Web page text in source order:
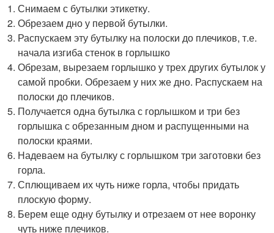
Снимаем с бутылки этикетку.
Обрезаем дно у первой бутылки.
Распускаем эту бутылку на полоски до плечиков, т.е.
начала изгиба стенок в горлышко
Обрезам, вырезаем горлышко у трех других бутылок у
самой пробки. Обрезаем у них же дно. Распускаем на
полоски до плечиков.
Получается одна бутылка с горлышком и три без
горлышка с обрезанным дном и распущенными на
полоски краями.
Надеваем на бутылку с горлышком три заготовки без
горла.
Сплющиваем их чуть ниже горла, чтобы придать
плоскую форму.
Берем еще одну бутылку и отрезаем от нее воронку
чуть ниже плечиков.